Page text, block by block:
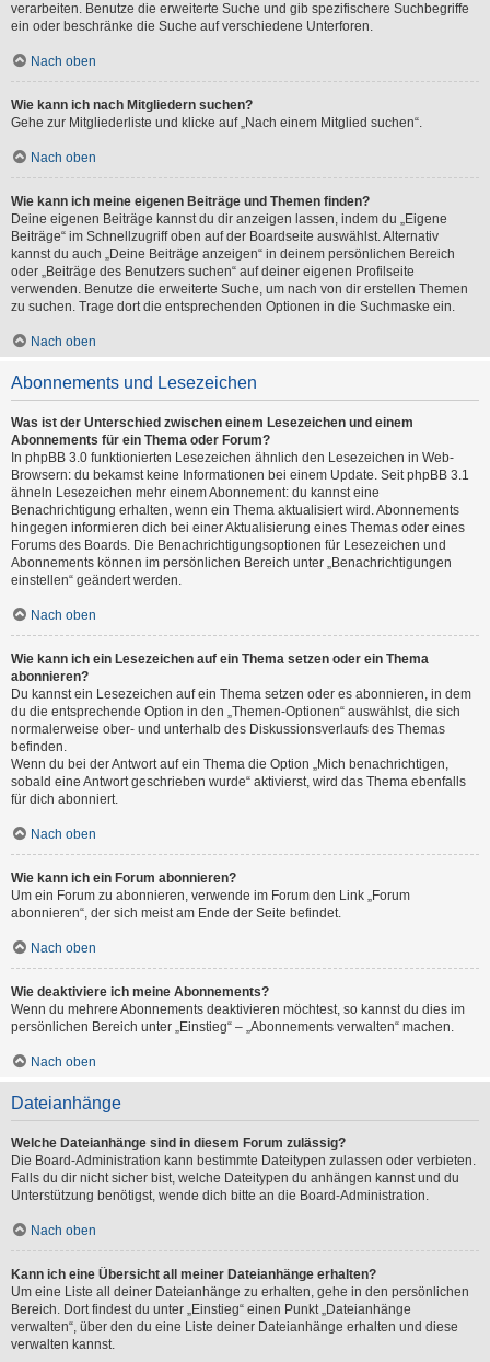
verarbeiten. Benutze die erweiterte Suche und gib spezifischere Suchbegriffe
ein oder beschränke die Suche auf verschiedene Unterforen.
Nach oben
Wie kann ich nach Mitgliedern suchen?
Gehe zur Mitgliederliste und klicke auf „Nach einem Mitglied suchen“.
Nach oben
Wie kann ich meine eigenen Beiträge und Themen finden?
Deine eigenen Beiträge kannst du dir anzeigen lassen, indem du „Eigene
Beiträge“ im Schnellzugriff oben auf der Boardseite auswählst. Alternativ
kannst du auch „Deine Beiträge anzeigen“ in deinem persönlichen Bereich
oder „Beiträge des Benutzers suchen“ auf deiner eigenen Profilseite
verwenden. Benutze die erweiterte Suche, um nach von dir erstellen Themen
zu suchen. Trage dort die entsprechenden Optionen in die Suchmaske ein.
Nach oben
Abonnements und Lesezeichen
Was ist der Unterschied zwischen einem Lesezeichen und einem
Abonnements für ein Thema oder Forum?
In phpBB 3.0 funktionierten Lesezeichen ähnlich den Lesezeichen in Web-
Browsern: du bekamst keine Informationen bei einem Update. Seit phpBB 3.1
ähneln Lesezeichen mehr einem Abonnement: du kannst eine
Benachrichtigung erhalten, wenn ein Thema aktualisiert wird. Abonnements
hingegen informieren dich bei einer Aktualisierung eines Themas oder eines
Forums des Boards. Die Benachrichtigungsoptionen für Lesezeichen und
Abonnements können im persönlichen Bereich unter „Benachrichtigungen
einstellen“ geändert werden.
Nach oben
Wie kann ich ein Lesezeichen auf ein Thema setzen oder ein Thema
abonnieren?
Du kannst ein Lesezeichen auf ein Thema setzen oder es abonnieren, in dem
du die entsprechende Option in den „Themen-Optionen“ auswählst, die sich
normalerweise ober- und unterhalb des Diskussionsverlaufs des Themas
befinden.
Wenn du bei der Antwort auf ein Thema die Option „Mich benachrichtigen,
sobald eine Antwort geschrieben wurde“ aktivierst, wird das Thema ebenfalls
für dich abonniert.
Nach oben
Wie kann ich ein Forum abonnieren?
Um ein Forum zu abonnieren, verwende im Forum den Link „Forum
abonnieren“, der sich meist am Ende der Seite befindet.
Nach oben
Wie deaktiviere ich meine Abonnements?
Wenn du mehrere Abonnements deaktivieren möchtest, so kannst du dies im
persönlichen Bereich unter „Einstieg“ – „Abonnements verwalten“ machen.
Nach oben
Dateianhänge
Welche Dateianhänge sind in diesem Forum zulässig?
Die Board-Administration kann bestimmte Dateitypen zulassen oder verbieten.
Falls du dir nicht sicher bist, welche Dateitypen du anhängen kannst und du
Unterstützung benötigst, wende dich bitte an die Board-Administration.
Nach oben
Kann ich eine Übersicht all meiner Dateianhänge erhalten?
Um eine Liste all deiner Dateianhänge zu erhalten, gehe in den persönlichen
Bereich. Dort findest du unter „Einstieg“ einen Punkt „Dateianhänge
verwalten“, über den du eine Liste deiner Dateianhänge erhalten und diese
verwalten kannst.